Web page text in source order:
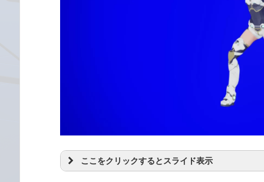
ここをクリックするとスライド表示